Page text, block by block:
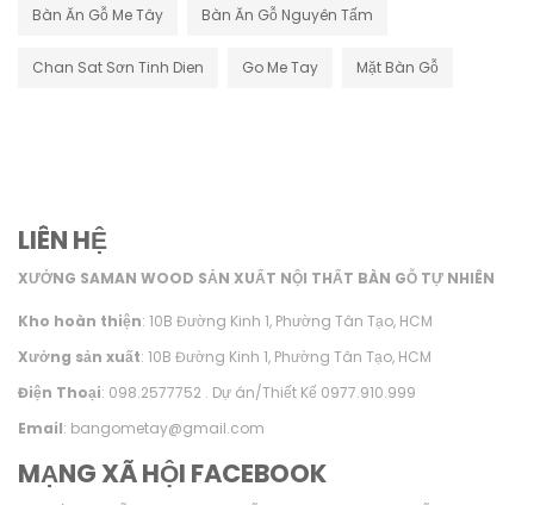
Bàn Ăn Gỗ Me Tây Bàn Ăn Gỗ Nguyên Tấm
Chan Sat Sơn Tinh Dien Go Me Tay Mặt Bàn Gỗ
LIÊN HỆ
XƯỞNG SAMAN WOOD SẢN XUẤT NỘI THẤT BÀN GỖ TỰ NHIÊN
Kho hoàn thiện: 10B Đường Kinh 1, Phường Tân Tạo, HCM
Xưởng sản xuất: 10B Đường Kinh 1, Phường Tân Tạo, HCM
Điện Thoại: 098.2577752 . Dự án/Thiết Kế 0977.910.999
Email: bangometay@gmail.com
MẠNG XÃ HỘI FACEBOOK